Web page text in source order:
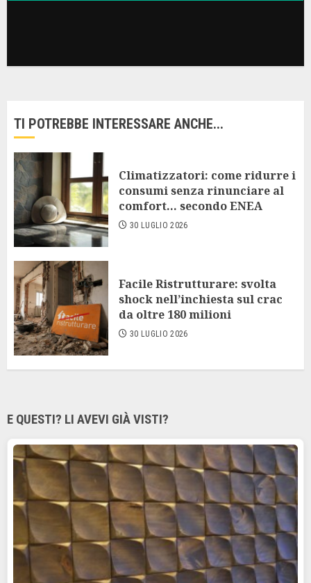
TI POTREBBE INTERESSARE ANCHE...
Climatizzatori: come ridurre i
consumi senza rinunciare al
comfort… secondo ENEA
30 LUGLIO 2026
Facile Ristrutturare: svolta
shock nell’inchiesta sul crac
da oltre 180 milioni
30 LUGLIO 2026
E QUESTI? LI AVEVI GIÀ VISTI?